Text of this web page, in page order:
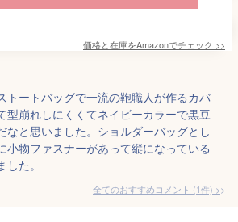
価格と在庫をAmazonでチェック >>
トートバッグで一流の鞄職人が作るカバ
型崩れしにくくてネイビーカラーで黒豆
なと思いました。ショルダーバッグとし
小物ファスナーがあって縦になっている
た。
全てのおすすめコメント (1件) >